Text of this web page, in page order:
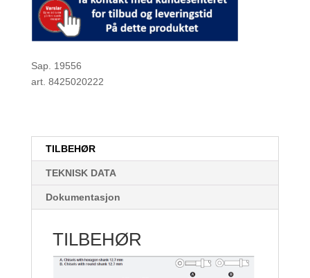
Sap. 19556
art. 8425020222
TILBEHØR
TEKNISK DATA
Dokumentasjon
TILBEHØR